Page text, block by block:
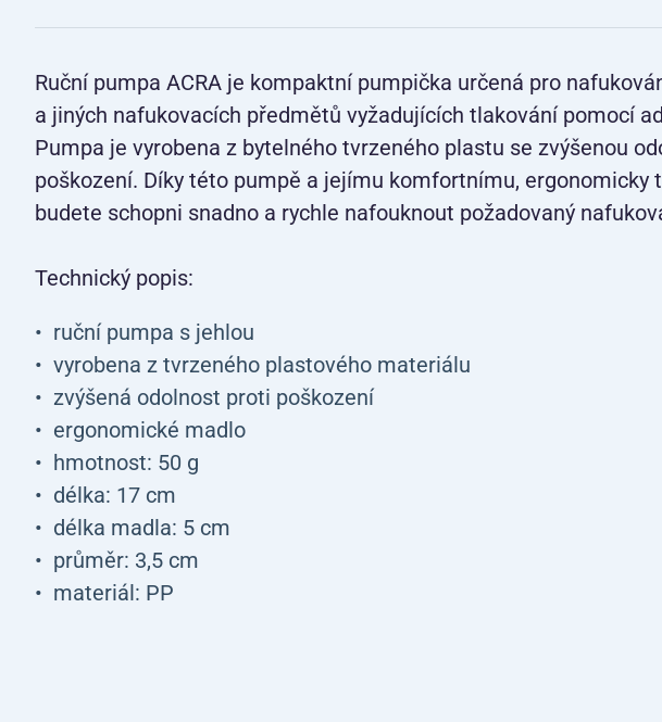
Ruční pumpa ACRA je kompaktní pumpička určená pro
a jiných nafukovacích předmětů vyžadujících tlakování pomocí
Pumpa je vyrobena z bytelného tvrzeného plastu se zvýšenou
poškození. Díky této pumpě a jejímu komfortnímu, ergonomicky
budete schopni snadno a rychle nafouknout požadovaný
Technický popis:
ruční pumpa s jehlou
vyrobena z tvrzeného plastového materiálu
zvýšená odolnost proti poškození
ergonomické madlo
hmotnost: 50 g
délka: 17 cm
délka madla: 5 cm
průměr: 3,5 cm
materiál: PP